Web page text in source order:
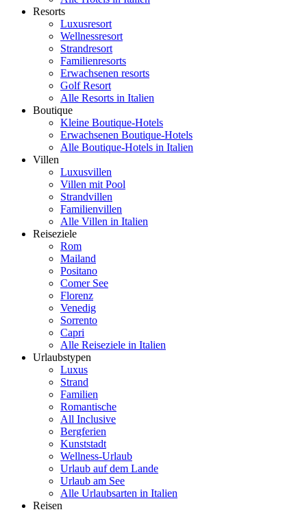
Resorts
Luxusresort
Wellnessresort
Strandresort
Familienresorts
Erwachsenen resorts
Golf Resort
Alle Resorts in Italien
Boutique
Kleine Boutique-Hotels
Erwachsenen Boutique-Hotels
Alle Boutique-Hotels in Italien
Villen
Luxusvillen
Villen mit Pool
Strandvillen
Familienvillen
Alle Villen in Italien
Reiseziele
Rom
Mailand
Positano
Comer See
Florenz
Venedig
Sorrento
Capri
Alle Reiseziele in Italien
Urlaubstypen
Luxus
Strand
Familien
Romantische
All Inclusive
Bergferien
Kunststadt
Wellness-Urlaub
Urlaub auf dem Lande
Urlaub am See
Alle Urlaubsarten in Italien
Reisen